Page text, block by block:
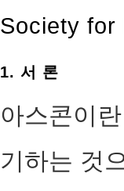
Society for
1. 서 론
아스콘이
기하는 것